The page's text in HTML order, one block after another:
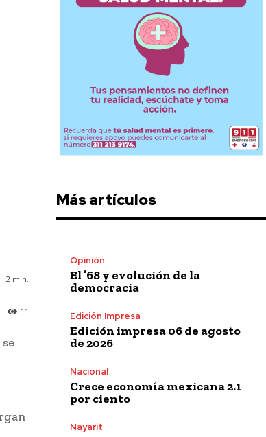
2 min.
11
Más artículos
Opinión
El ’68 y evolución de la
democracia
Edición Impresa
Edición impresa 06 de agosto
de 2026
Nacional
Crece economía mexicana 2.1
por ciento
Nayarit